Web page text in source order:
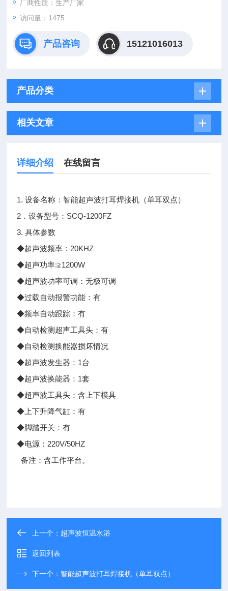
厂商性质：生产厂家
访问量：1475
产品咨询 15121016013
产品分类
相关文章
详细介绍 在线留言
1. 设备名称：智能超声波打耳焊接机（单耳双点）
2．设备型号：SCQ-1200FZ
3. 具体参数
◆超声波频率：20KHZ
◆超声功率:≧1200W
◆超声波功率可调：无极可调
◆过载自动报警功能：有
◆频率自动跟踪：有
◆自动检测超声工具头：有
◆自动检测换能器损坏情况
◆超声波发生器：1台
◆超声波换能器：1套
◆超声波工具头：含上下模具
◆上下升降气缸：有
◆脚踏开关：有
◆电源：220V/50HZ
备注：含工作平台。
上一个： 超声波恒温水浴
返回列表
下一个： 智能超声波打耳焊接机（单耳双点）